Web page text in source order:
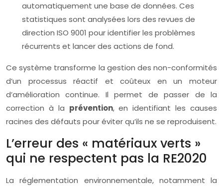
automatiquement une base de données. Ces
statistiques sont analysées lors des revues de
direction ISO 9001 pour identifier les problèmes
récurrents et lancer des actions de fond.
Ce système transforme la gestion des non-conformités
d’un processus réactif et coûteux en un moteur
d’amélioration continue. Il permet de passer de la
correction à la prévention, en identifiant les causes
racines des défauts pour éviter qu’ils ne se reproduisent.
L’erreur des « matériaux verts »
qui ne respectent pas la RE2020
La réglementation environnementale, notamment la